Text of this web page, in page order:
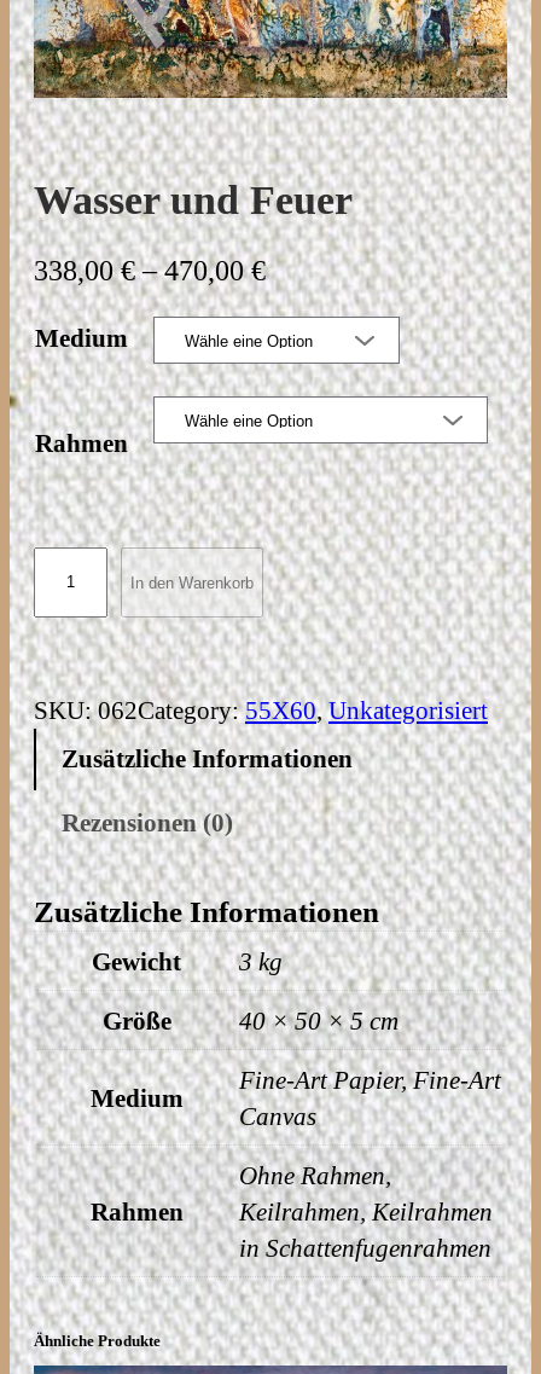
Wasser und Feuer
338,00€ –470,00€P
r
e
i
s
s
p
a
n
n
e
:
3
3
8
,
0
0
€
b
i
s
4
7
0
,
0
0
€
Medium
Rahmen
W
a
s
s
e
r
u
n
d
F
e
u
e
r
M
e
n
g
e
In den Warenkorb
SKU: 062Category:55X60, Unkategorisiert
Zusätzliche Informationen
Rezensionen (0)
Zusätzliche Informationen
Gewicht 3 kg
Größe 40 × 50 × 5 cm
Medium
Fine-Art Papier, Fine-Art
Canvas
Rahmen
Ohne Rahmen,
Keilrahmen, Keilrahmen
in Schattenfugenrahmen
Ähnliche Produkte